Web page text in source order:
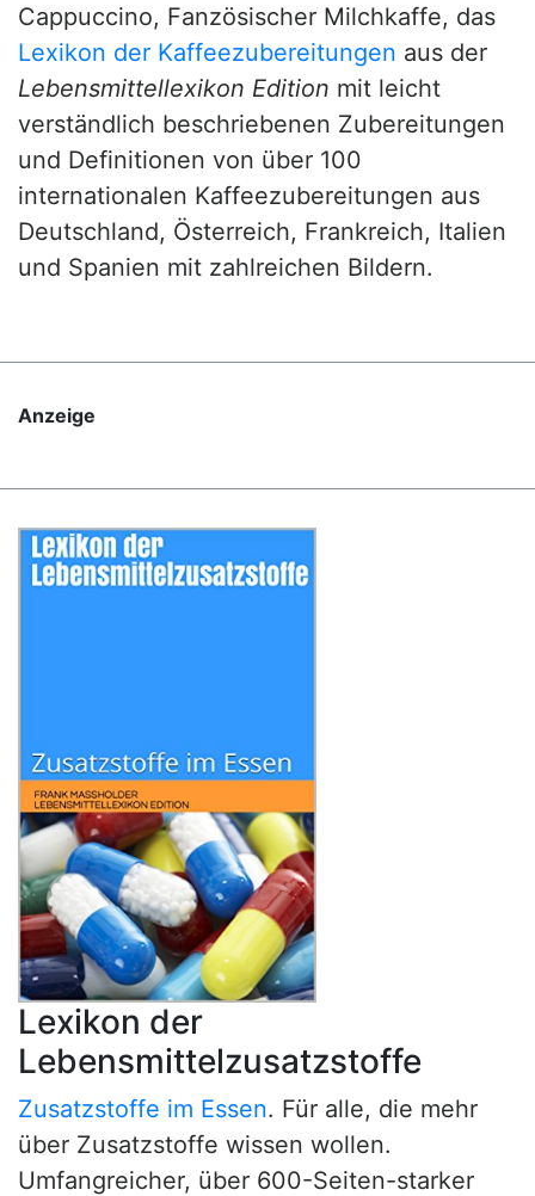
Cappuccino, Fanzösischer Milchkaffe, das
Lexikon der Kaffeezubereitungen aus der
Lebensmittellexikon Edition mit leicht
verständlich beschriebenen Zubereitungen
und Definitionen von über 100
internationalen Kaffeezubereitungen aus
Deutschland, Österreich, Frankreich, Italien
und Spanien mit zahlreichen Bildern.
Anzeige
Lexikon der
Lebensmittelzusatzstoffe
Zusatzstoffe im Essen. Für alle, die mehr
über Zusatzstoffe wissen wollen.
Umfangreicher, über 600-Seiten-starker